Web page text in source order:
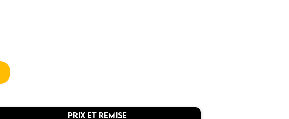
PRIX ET REMISE